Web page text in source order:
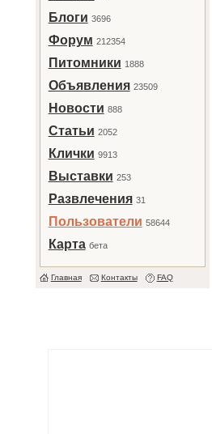
Блоги 3696
Форум 212354
Питомники 1888
Объявления 23509
Новости 888
Статьи 2052
Клички 9913
Выставки 253
Развлечения 31
Пользователи 58644
Карта бета
Главная Контакты FAQ